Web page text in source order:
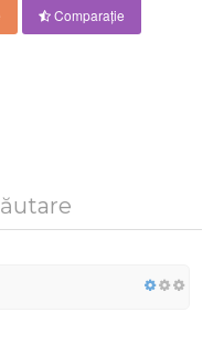
Comparaţie